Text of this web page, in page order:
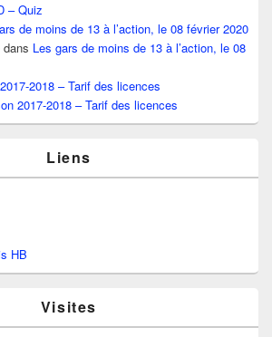
– Quiz
de moins de 13 à l’action, le 08 février 2020
dans Les gars de moins de 13 à l’action, le 08
2018 – Tarif des licences
2017-2018 – Tarif des licences
Liens
HB
Visites